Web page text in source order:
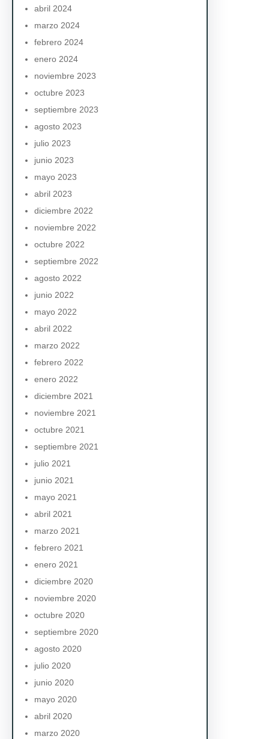
h
abril 2024
marzo 2024
febrero 2024
enero 2024
noviembre 2023
octubre 2023
septiembre 2023
agosto 2023
julio 2023
junio 2023
mayo 2023
abril 2023
diciembre 2022
noviembre 2022
octubre 2022
septiembre 2022
agosto 2022
junio 2022
mayo 2022
abril 2022
marzo 2022
febrero 2022
enero 2022
diciembre 2021
noviembre 2021
octubre 2021
septiembre 2021
julio 2021
junio 2021
mayo 2021
abril 2021
marzo 2021
febrero 2021
enero 2021
diciembre 2020
noviembre 2020
octubre 2020
septiembre 2020
agosto 2020
julio 2020
junio 2020
mayo 2020
abril 2020
marzo 2020